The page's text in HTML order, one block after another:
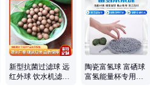
球、富氢水、耐火球、碱性球、油切球、蓄热
兹球、金属镁粒
新型抗菌过滤球 远
红外球 饮水机滤芯
陶瓷富氢球 富硒球
富氢能量杯专用水